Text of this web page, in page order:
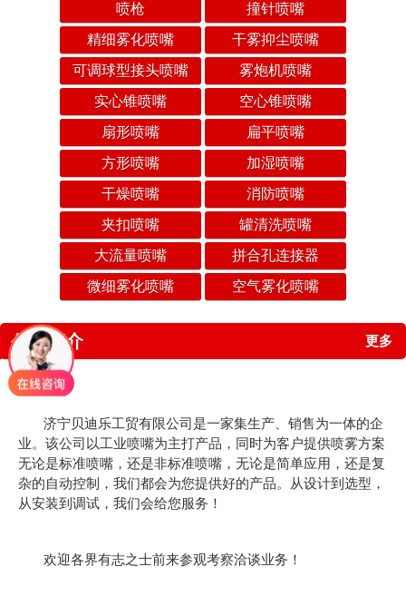
喷枪
撞针喷嘴
精细雾化喷嘴
干雾抑尘喷嘴
可调球型接头喷嘴
雾炮机喷嘴
实心锥喷嘴
空心锥喷嘴
扇形喷嘴
扁平喷嘴
方形喷嘴
加湿喷嘴
干燥喷嘴
消防喷嘴
夹扣喷嘴
罐清洗喷嘴
大流量喷嘴
拼合孔连接器
微细雾化喷嘴
空气雾化喷嘴
公司简介 更多
济宁贝迪乐工贸有限公司是一家集生产、销售为一体的企
业。该公司以工业喷嘴为主打产品，同时为客户提供喷雾方案
无论是标准喷嘴，还是非标准喷嘴，无论是简单应用，还是复
杂的自动控制，我们都会为您提供好的产品。从设计到选型，
从安装到调试，我们会给您服务！
欢迎各界有志之士前来参观考察洽谈业务！